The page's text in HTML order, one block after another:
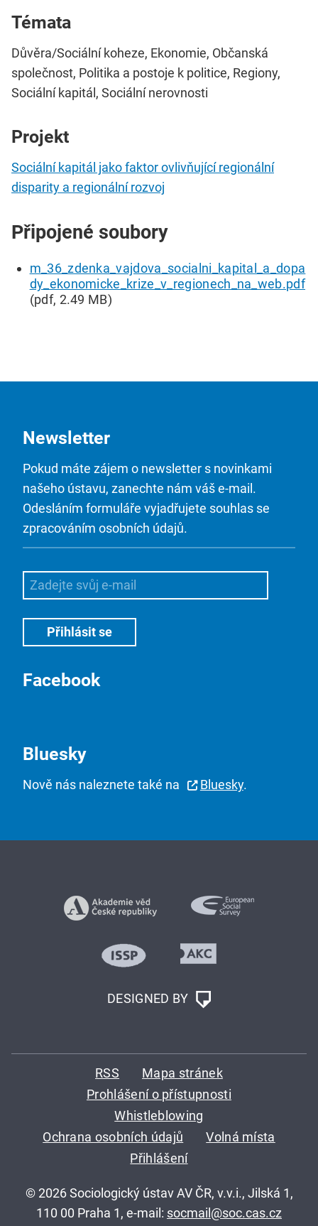
Témata
Důvěra/Sociální koheze, Ekonomie, Občanská
společnost, Politika a postoje k politice, Regiony,
Sociální kapitál, Sociální nerovnosti
Projekt
Sociální kapitál jako faktor ovlivňující regionální
disparity a regionální rozvoj
Připojené soubory
m_36_zdenka_vajdova_socialni_kapital_a_dopa
dy_ekonomicke_krize_v_regionech_na_web.pdf
(pdf, 2.49 MB)
Newsletter
Pokud máte zájem o newsletter s novinkami
našeho ústavu, zanechte nám váš e-mail.
Odesláním formuláře vyjadřujete souhlas se
zpracováním osobních údajů.
Facebook
Bluesky
Nově nás naleznete také na Bluesky.
DESIGNED BY
RSS
Mapa stránek
Prohlášení o přístupnosti
Whistleblowing
Ochrana osobních údajů
Volná místa
Přihlášení
© 2026 Sociologický ústav AV ČR, v.v.i., Jilská 1,
110 00 Praha 1, e-mail: socmail@soc.cas.cz